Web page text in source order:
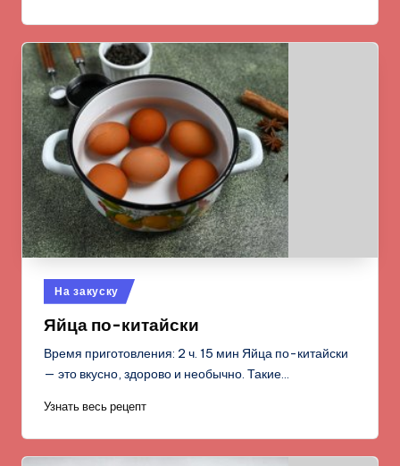
Опубликовано
в
На закуску
Яйца по-китайски
Время приготовления: 2 ч. 15 мин Яйца по-китайски
— это вкусно, здорово и необычно. Такие…
Узнать весь рецепт